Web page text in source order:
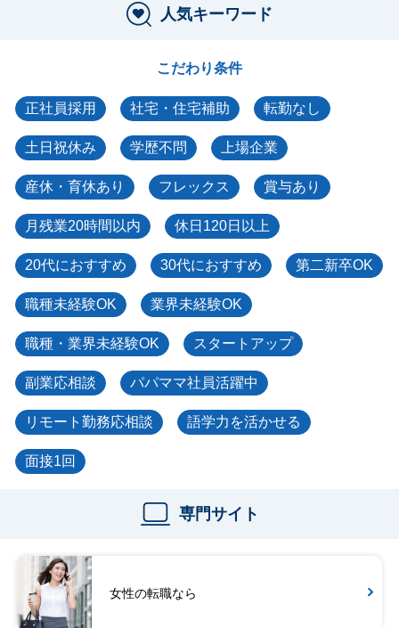
人気キーワード
こだわり条件
正社員採用 社宅・住宅補助 転勤なし
土日祝休み 学歴不問 上場企業
産休・育休あり フレックス 賞与あり
月残業20時間以内 休日120日以上
20代におすすめ 30代におすすめ 第二新卒OK
職種未経験OK 業界未経験OK
職種・業界未経験OK スタートアップ
副業応相談 パパママ社員活躍中
リモート勤務応相談 語学力を活かせる
面接1回
専門サイト
女性の転職なら